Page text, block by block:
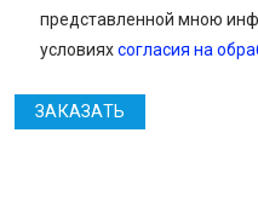
представленной мною
условияхсогласия на
ЗАКАЗАТЬ